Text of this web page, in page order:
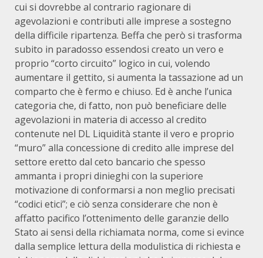
cui si dovrebbe al contrario ragionare di
agevolazioni e contributi alle imprese a sostegno
della difficile ripartenza. Beffa che però si trasforma
subito in paradosso essendosi creato un vero e
proprio “corto circuito” logico in cui, volendo
aumentare il gettito, si aumenta la tassazione ad un
comparto che è fermo e chiuso. Ed è anche l’unica
categoria che, di fatto, non può beneficiare delle
agevolazioni in materia di accesso al credito
contenute nel DL Liquidità stante il vero e proprio
“muro” alla concessione di credito alle imprese del
settore eretto dal ceto bancario che spesso
ammanta i propri dinieghi con la superiore
motivazione di conformarsi a non meglio precisati
“codici etici”; e ciò senza considerare che non è
affatto pacifico l’ottenimento delle garanzie dello
Stato ai sensi della richiamata norma, come si evince
dalla semplice lettura della modulistica di richiesta e